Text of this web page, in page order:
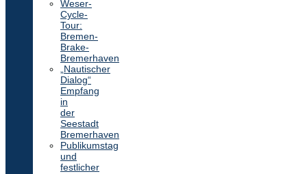
Weser-
Cycle-
Tour:
Bremen-
Brake-
Bremerhaven
„Nautischer
Dialog“
Empfang
in
der
Seestadt
Bremerhaven
Publikumstag
und
festlicher